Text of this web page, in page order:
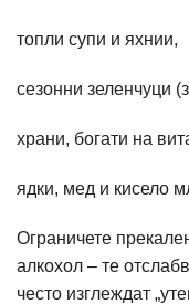
топли супи и яхнии,
сезонни зеленчуци
храни, богати на
ядки, мед и кисело
Ограничете
алкохол – те
често изглеждат